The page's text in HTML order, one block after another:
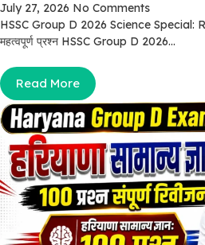
July 27, 2026 No Comments
HSSC Group D 2026 Science Special:
महत्वपूर्ण प्रश्न HSSC Group D 2026...
Read More